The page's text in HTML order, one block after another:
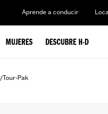
Aprende a conducir
MUJERES DESCUBRE H-D
/Tour-Pak